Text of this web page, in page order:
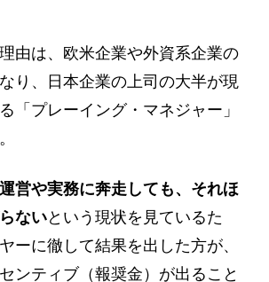
由は、欧米企業や外資系企業の
り、日本企業の上司の大半が現
「プレーイング・マネジャー」
営や実務に奔走しても、それほ
ないという現状を見ているた
ーに徹して結果を出した方が、
ンティブ（報奨金）が出ること